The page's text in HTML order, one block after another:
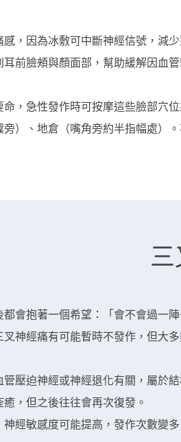
，因為冰敷可中斷神經信號，減
前臉頰與顏面部，幫助緩解因血
，急性發作時可按摩這些臉部穴
旁）、地倉（嘴角旁約半指幅處）
會抱著一個希望：「會不會過一陣
神經痛有可能暫時不發作，但大
壓迫神經或神經退化有關，屬於
，但之後往往會再次復發。
經敏感度可能提高，發作次數變